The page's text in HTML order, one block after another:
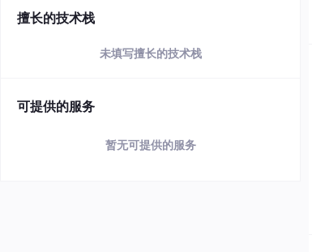
擅长的技术栈
未填写擅长的技术栈
可提供的服务
暂无可提供的服务